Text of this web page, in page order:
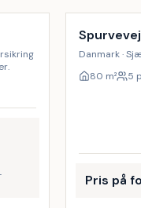
Danmark ·
80 m² 5
Pris på